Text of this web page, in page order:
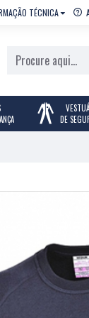
TÉCNICA
DE